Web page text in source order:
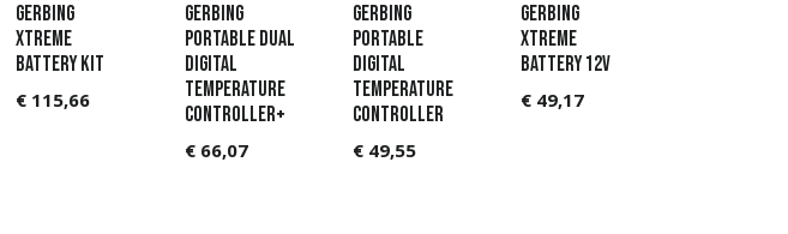
Gerbing
Xtreme
battery KIT
€ 115,66
Gerbing
Portable Dual
Digital
Temperature
Controller+
€ 66,07
Gerbing
Portable
Digital
Temperature
Controller
€ 49,55
Gerbing
Xtreme
Battery 12V
€ 49,17